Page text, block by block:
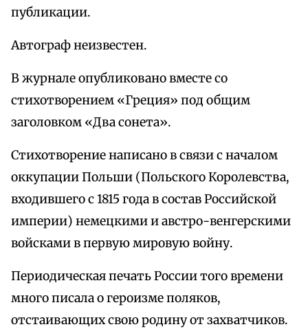
публикации.
Автограф неизвестен.
В журнале опубликовано вместе со
стихотворением «Греция» под общим
заголовком «Два сонета».
Стихотворение написано в связи с началом
оккупации Польши (Польского Королевства,
входившего с 1815 года в состав Российской
империи) немецкими и австро-венгерскими
войсками в первую мировую войну.
Периодическая печать России того времени
много писала о героизме поляков,
отстаивающих свою родину от захватчиков.